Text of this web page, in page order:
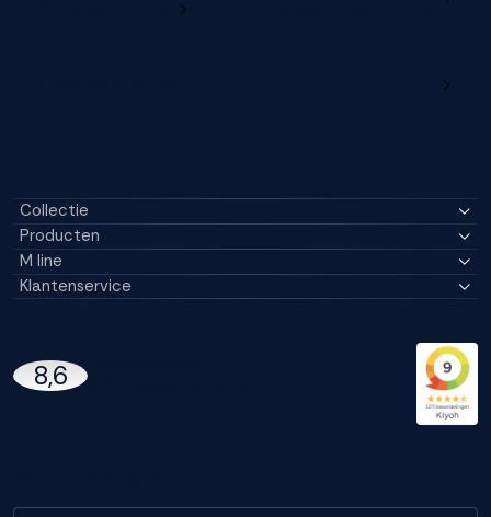
Collectie
Producten
M line
Klantenservice
8,6